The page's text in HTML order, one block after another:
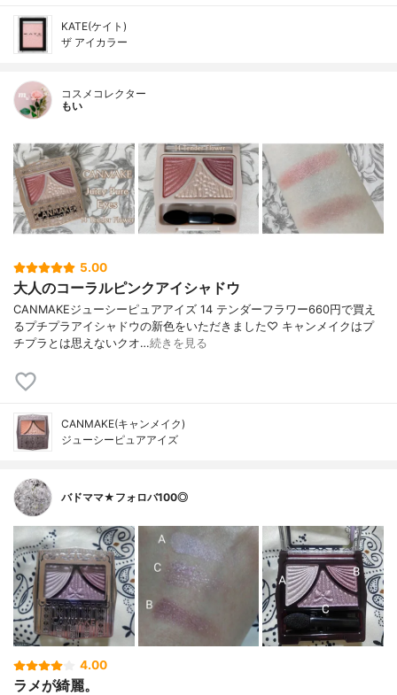
KATE(ケイト)
ザ アイカラー
コスメコレクター
もい
5.00
大人のコーラルピンクアイシャドウ
CANMAKEジューシーピュアアイズ 14 テンダーフラワー660円で買え
るプチプラアイシャドウの新色をいただきました♡ キャンメイクはプ
チプラとは思えないクオ…続きを見る
CANMAKE(キャンメイク)
ジューシーピュアアイズ
バドママ★フォロバ100◎
4.00
ラメが綺麗。